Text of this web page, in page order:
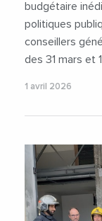
budgétaire
politiques
conseillers
des 31 mars et
1 avril 2026